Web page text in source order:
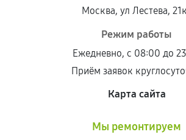
Москва, ул Лестева,
Режим работы
Ежедневно, с 08:00 до
Приём заявок
Карта сайта
Мы ремонтируем